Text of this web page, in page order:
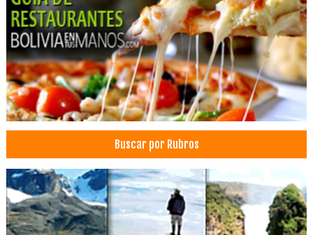
Ropa Promocional
Merchandising
Arte Gráfico
Poleras
Gorras
Publicidad, Artículos para
Camisas de trabajo
Ropa Deportiva
Ropa de Trabajo
Buscar por Rubros